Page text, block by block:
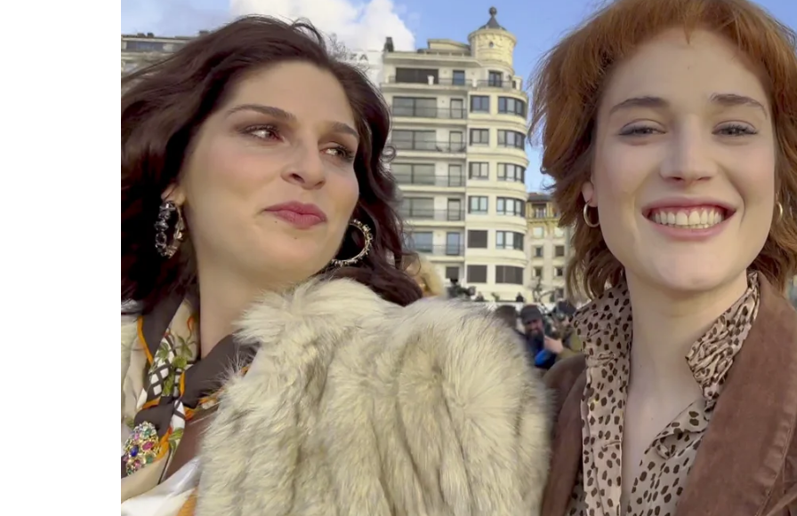
Sandra Lázaro
Publicado:04 de febrero de 2024, 11:12
WhatsappFacebookTwitter
Nos colamos detrás de las cámaras de Vestidas de azul, serie, que
ya tienes disponible al completo en atresplayer. Descubrimos todos
los secretos que se esconden detrás de la ficción.
Las propias actrices nos cuentas cómo han vivido esta experiencia.
Cuáles han sido las secuencias que más les ha costado grabar y,
también, sus favoritas.